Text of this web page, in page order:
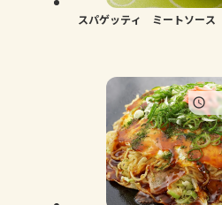
スパゲッティ ミートソース